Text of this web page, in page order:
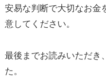
安易な判断で大切なお金
意してください。
最後までお読みいただき
た。